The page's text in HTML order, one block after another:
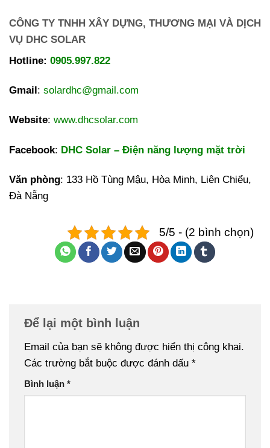
CÔNG TY TNHH XÂY DỰNG, THƯƠNG MẠI VÀ DỊCH
VỤ DHC SOLAR
Hotline: 0905.997.822
Gmail : solardhc@gmail.com
Website: www.dhcsolar.com
Facebook: DHC Solar – Điện năng lượng mặt trời
Văn phòng: 133 Hồ Tùng Mậu, Hòa Minh, Liên Chiểu,
Đà Nẵng
5/5 - (2 bình chọn)
Để lại một bình luận
Email của bạn sẽ không được hiển thị công khai.
Các trường bắt buộc được đánh dấu *
Bình luận *